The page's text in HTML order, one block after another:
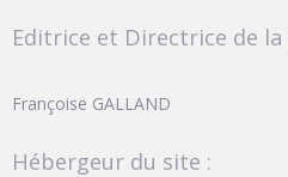
Editrice et Directrice de
Françoise GALLAND
Hébergeur du site :